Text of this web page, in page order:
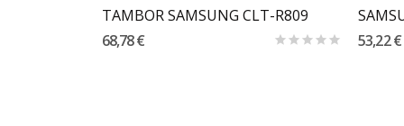
TAMBOR SAMSUNG CLT-R809
68,78 €
53,22 €